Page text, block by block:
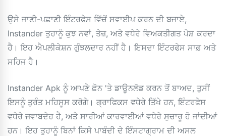
ਉਸੇ ਜਾਣੀ-ਪਛਾਣੀ ਇੰਟਰਫੇਸ ਵਿੱਚੋਂ ਸਵਾਈਪ ਕਰਨ ਦੀ ਬਜਾਏ,
Instander ਤੁਹਾਨੂੰ ਕੁਝ ਨਵਾਂ, ਤੇਜ਼, ਅਤੇ ਵਧੇਰੇ ਵਿਅਕਤੀਗਤ ਪੇਸ਼ ਕਰਦਾ
ਹੈ। ਇਹ ਐਪਲੀਕੇਸ਼ਨ ਗੁੰਝਲਦਾਰ ਨਹੀਂ ਹੈ। ਇਸਦਾ ਇੰਟਰਫੇਸ ਸਾਫ਼ ਅਤੇ
ਸਹਿਜ ਹੈ।
Instander Apk ਨੂੰ ਆਪਣੇ ਫ਼ੋਨ 'ਤੇ ਡਾਊਨਲੋਡ ਕਰਨ ਤੋਂ ਬਾਅਦ, ਤੁਸੀਂ
ਇਸਨੂੰ ਤੁਰੰਤ ਮਹਿਸੂਸ ਕਰੋਗੇ। ਗ੍ਰਾਫਿਕਸ ਵਧੇਰੇ ਤਿੱਖੇ ਹਨ, ਇੰਟਰਫੇਸ
ਵਧੇਰੇ ਜਵਾਬਦੇਹ ਹੈ, ਅਤੇ ਸਾਰੀਆਂ ਕਾਰਵਾਈਆਂ ਵਧੇਰੇ ਸੁਚਾਰੂ ਹੋ ਜਾਂਦੀਆਂ
ਹਨ। ਇਹ ਤੁਹਾਨੂੰ ਬਿਨਾਂ ਕਿਸੇ ਪਾਬੰਦੀ ਦੇ ਇੰਸਟਾਗ੍ਰਾਮ ਦੀ ਅਸਲ